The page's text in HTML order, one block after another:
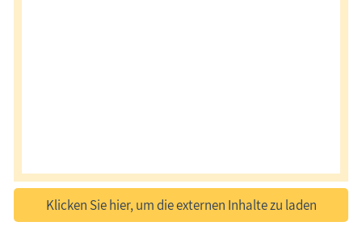
Klicken Sie hier, um die externen Inhalte zu laden